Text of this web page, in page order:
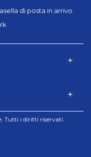
di posta in arrivo
Tutti i diritti riservati.